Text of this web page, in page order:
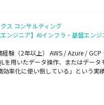
ス コンサルティング
エンジニア】AIインフラ・基盤エンジ
験（2年以上） AWS / Azure / GCP
を用いたデータ操作、またはデータ
効率化に使い倒している」という実